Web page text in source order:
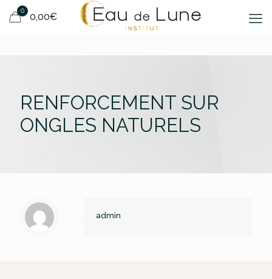
0
0,00€
RENFORCEMENT SUR
ONGLES NATURELS
admin